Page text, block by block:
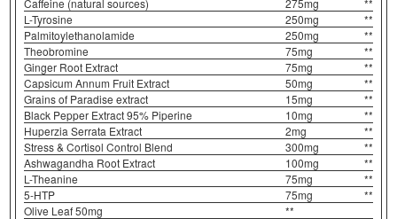
L-Tyrosine
250mg
**
Palmitoylethanolamide
250mg
**
Theobromine
75mg
**
Ginger Root Extract
75mg
**
Capsicum Annum Fruit Extract
50mg
**
Grains of Paradise extract
15mg
**
Black Pepper Extract 95% Piperine
10mg
**
Huperzia Serrata Extract
2mg
**
Stress & Cortisol Control Blend
300mg
**
Ashwagandha Root Extract
100mg
**
L-Theanine
75mg
**
5-HTP
75mg
**
Olive Leaf 50mg
**